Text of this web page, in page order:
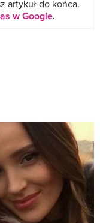
artykuł do końca.
w Google.